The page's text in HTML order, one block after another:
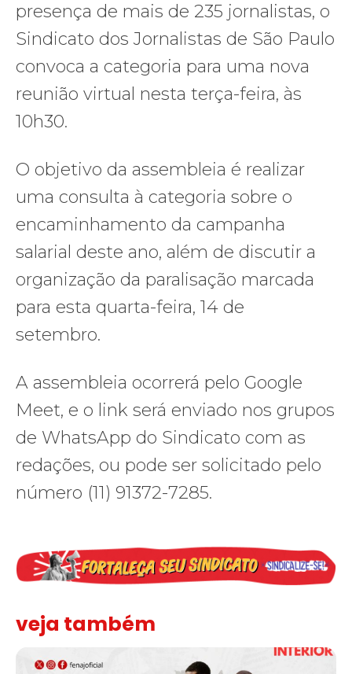
presença de mais de 235 jornalistas, o
Sindicato dos Jornalistas de São Paulo
convoca a categoria para uma nova
reunião virtual nesta terça-feira, às
10h30.
O objetivo da assembleia é realizar
uma consulta à categoria sobre o
encaminhamento da campanha
salarial deste ano, além de discutir a
organização da paralisação marcada
para esta quarta-feira, 14 de
setembro.
A assembleia ocorrerá pelo Google
Meet, e o link será enviado nos grupos
de WhatsApp do Sindicato com as
redações, ou pode ser solicitado pelo
número (11) 91372-7285.
veja também
Assinada nova CCT de jornais e revistas do interior